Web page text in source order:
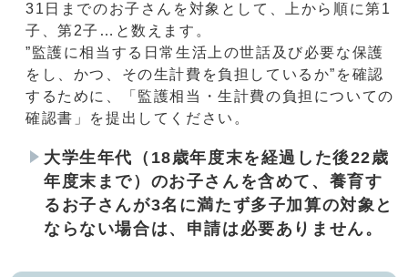
31日までのお子さんを対象として、上から順に第1
子、第2子…と数えます。
”監護に相当する日常生活上の世話及び必要な保護
をし、かつ、その生計費を負担しているか”を確認
するために、「監護相当・生計費の負担についての
確認書」を提出してください。
大学生年代（18歳年度末を経過した後22歳
年度末まで）のお子さんを含めて、養育す
るお子さんが3名に満たず多子加算の対象と
ならない場合は、申請は必要ありません。